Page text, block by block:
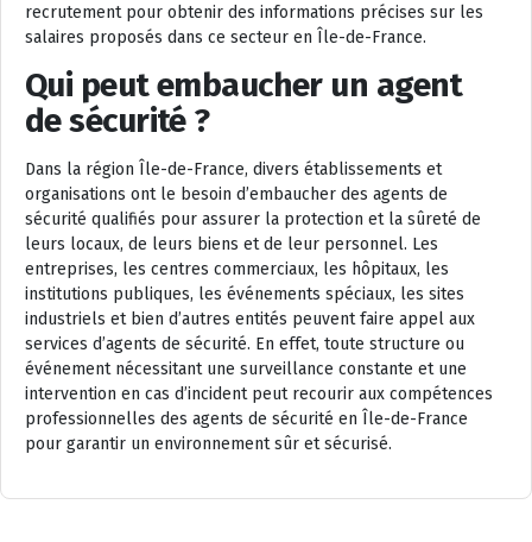
recrutement pour obtenir des informations précises sur les
salaires proposés dans ce secteur en Île-de-France.
Qui peut embaucher un agent
de sécurité ?
Dans la région Île-de-France, divers établissements et
organisations ont le besoin d’embaucher des agents de
sécurité qualifiés pour assurer la protection et la sûreté de
leurs locaux, de leurs biens et de leur personnel. Les
entreprises, les centres commerciaux, les hôpitaux, les
institutions publiques, les événements spéciaux, les sites
industriels et bien d’autres entités peuvent faire appel aux
services d’agents de sécurité. En effet, toute structure ou
événement nécessitant une surveillance constante et une
intervention en cas d’incident peut recourir aux compétences
professionnelles des agents de sécurité en Île-de-France
pour garantir un environnement sûr et sécurisé.